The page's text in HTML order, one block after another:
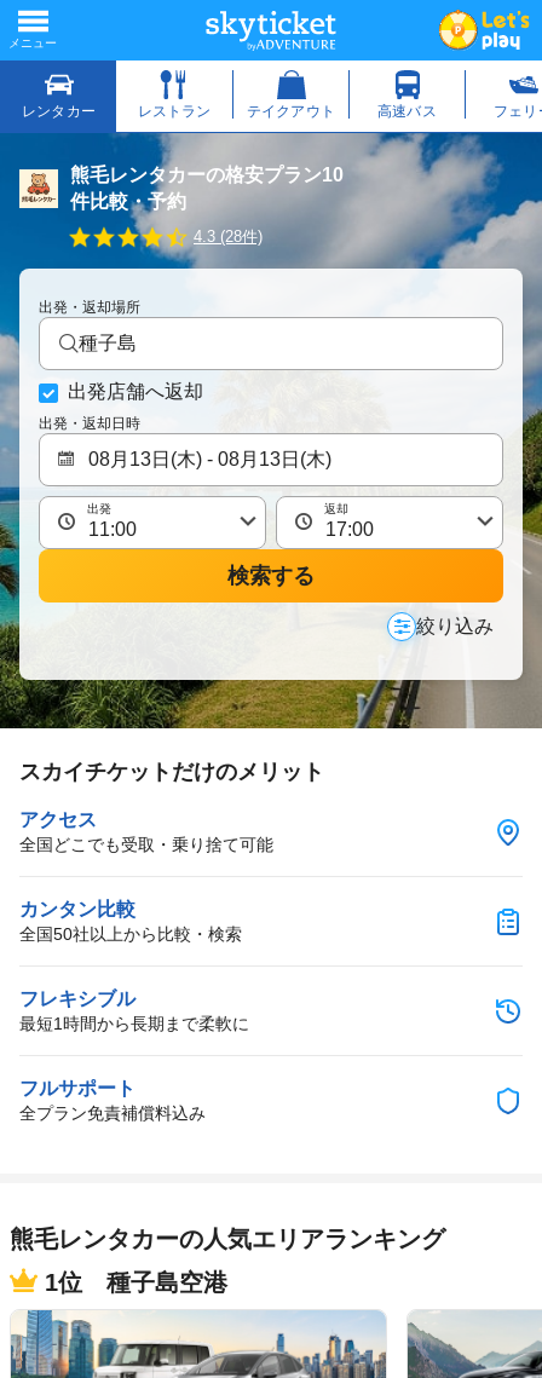
熊毛レンタカーの格安プラン10
件比較・予約
4
.
3
t
r
a
i
n
4.3 (28件)
出発・返却場所
種子島
出発店舗へ返却
出発・返却日時
出発 返却
検索する
絞り込み
スカイチケットだけのメリット
アクセス
全国どこでも受取・乗り捨て可能
カンタン比較
全国50社以上から比較・検索
フレキシブル
最短1時間から長期まで柔軟に
フルサポート
全プラン免責補償料込み
熊毛レンタカーの人気エリアランキング
1位 種子島空港